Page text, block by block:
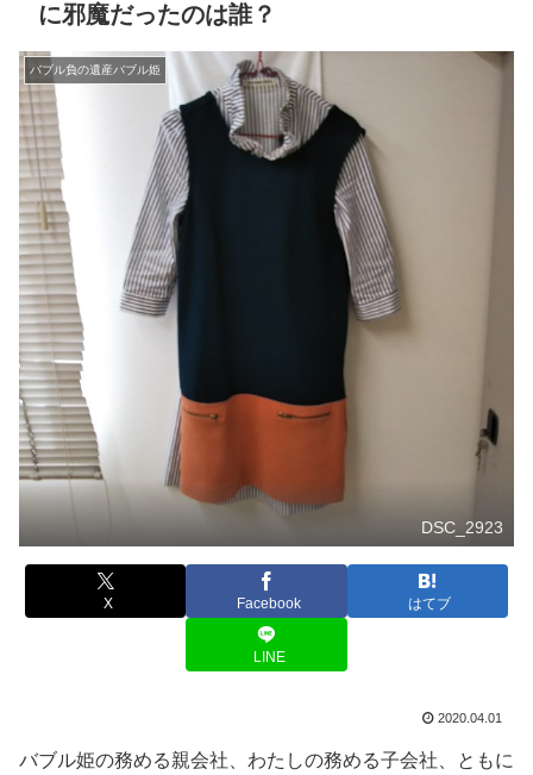
に邪魔だったのは誰？
バブル負の遺産バブル姫
DSC_2923
X Facebook はてブ
LINE
2020.04.01
バブル姫の務める親会社、わたしの務める子会社、ともに